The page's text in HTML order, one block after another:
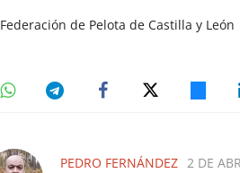
Federación de Pelota de Castilla y León
PEDRO FERNÁNDEZ 2 DE